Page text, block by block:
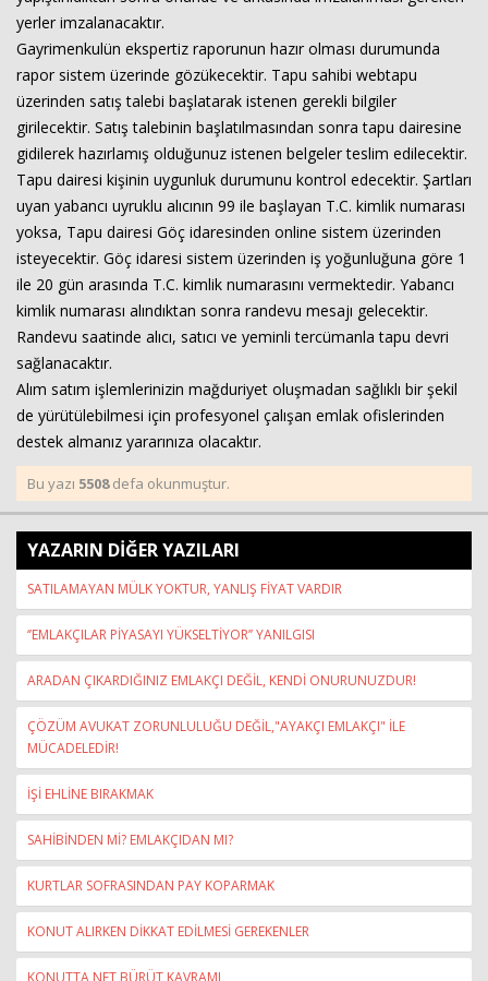
yerler imzalanacaktır.
Gayrimenkulün ekspertiz raporunun hazır olması durumunda
rapor sistem üzerinde gözükecektir. Tapu sahibi webtapu
üzerinden satış talebi başlatarak istenen gerekli bilgiler
girilecektir. Satış talebinin başlatılmasından sonra tapu dairesine
gidilerek hazırlamış olduğunuz istenen belgeler teslim edilecektir.
Tapu dairesi kişinin uygunluk durumunu kontrol edecektir. Şartları
uyan yabancı uyruklu alıcının 99 ile başlayan T.C. kimlik numarası
yoksa, Tapu dairesi Göç idaresinden online sistem üzerinden
isteyecektir. Göç idaresi sistem üzerinden iş yoğunluğuna göre 1
ile 20 gün arasında T.C. kimlik numarasını vermektedir. Yabancı
kimlik numarası alındıktan sonra randevu mesajı gelecektir.
Randevu saatinde alıcı, satıcı ve yeminli tercümanla tapu devri
sağlanacaktır.
Alım satım işlemlerinizin mağduriyet oluşmadan sağlıklı bir şekil
de yürütülebilmesi için profesyonel çalışan emlak ofislerinden
destek almanız yararınıza olacaktır.
Bu yazı 5508defa okunmuştur.
YAZARIN DİĞER YAZILARI
SATILAMAYAN MÜLK YOKTUR, YANLIŞ FİYAT VARDIR
‘’EMLAKÇILAR PİYASAYI YÜKSELTİYOR’’ YANILGISI
ARADAN ÇIKARDIĞINIZ EMLAKÇI DEĞİL, KENDİ ONURUNUZDUR!
ÇÖZÜM AVUKAT ZORUNLULUĞU DEĞİL,"AYAKÇI EMLAKÇI" İLE
MÜCADELEDİR!
İŞİ EHLİNE BIRAKMAK
SAHİBİNDEN Mİ? EMLAKÇIDAN MI?
KURTLAR SOFRASINDAN PAY KOPARMAK
KONUT ALIRKEN DİKKAT EDİLMESİ GEREKENLER
KONUTTA NET BÜRÜT KAVRAMI